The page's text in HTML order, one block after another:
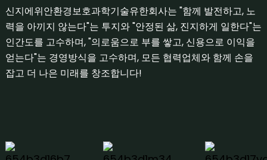
신지에위안환경보호과학기술유한회사는 "함께 발전하고, 노
력을 아끼지 않는다"는 투지와 "안정된 삶, 진지하게 일한다"는
인간도를 고수하며, "의로움으로 부를 쌓고, 신용으로 이익을
얻는다"는 경영방식을 고수하며, 모든 협력업체와 함께 손을
잡고 더 나은 미래를 창조합니다!